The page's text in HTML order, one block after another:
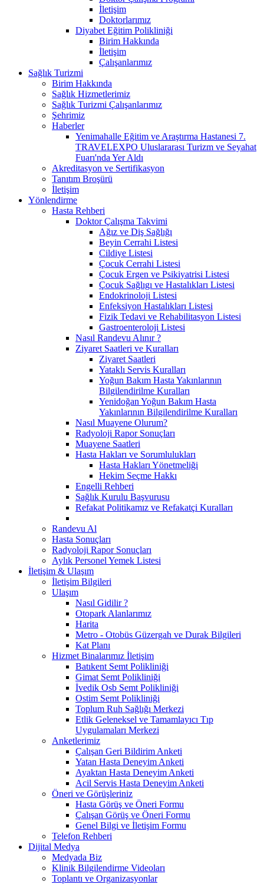
İletişim
Doktorlarımız
Diyabet Eğitim Polikliniği
Birim Hakkında
İletişim
Çalışanlarımız
Sağlık Turizmi
Birim Hakkında
Sağlık Hizmetlerimiz
Sağlık Turizmi Çalışanlarımız
Şehrimiz
Haberler
Yenimahalle Eğitim ve Araştırma Hastanesi 7.
TRAVELEXPO Uluslararası Turizm ve Seyahat
Fuarı'nda Yer Aldı
Akreditasyon ve Sertifikasyon
Tanıtım Broşürü
İletişim
Yönlendirme
Hasta Rehberi
Doktor Çalışma Takvimi
Ağız ve Diş Sağlığı
Beyin Cerrahi Listesi
Cildiye Listesi
Çocuk Cerrahi Listesi
Çocuk Ergen ve Psikiyatrisi Listesi
Çocuk Sağlıgı ve Hastalıkları Listesi
Endokrinoloji Listesi
Enfeksiyon Hastalıkları Listesi
Fizik Tedavi ve Rehabilitasyon Listesi
Gastroenteroloji Listesi
Nasıl Randevu Alınır ?
Ziyaret Saatleri ve Kuralları
Ziyaret Saatleri
Yataklı Servis Kuralları
Yoğun Bakım Hasta Yakınlarının
Bilgilendirilme Kuralları
Yenidoğan Yoğun Bakım Hasta
Yakınlarının Bilgilendirilme Kuralları
Nasıl Muayene Olurum?
Radyoloji Rapor Sonuçları
Muayene Saatleri
Hasta Hakları ve Sorumlulukları
Hasta Hakları Yönetmeliği
Hekim Seçme Hakkı
Engelli Rehberi
Sağlık Kurulu Başvurusu
Refakat Politikamız ve Refakatçi Kuralları
Randevu Al
Hasta Sonuçları
Radyoloji Rapor Sonuçları
Aylık Personel Yemek Listesi
İletişim & Ulaşım
İletişim Bilgileri
Ulaşım
Nasıl Gidilir ?
Otopark Alanlarımız
Harita
Metro - Otobüs Güzergah ve Durak Bilgileri
Kat Planı
Hizmet Binalarımız İletişim
Batıkent Semt Polikliniği
Gimat Semt Polikliniği
İvedik Osb Semt Polikliniği
Ostim Semt Polikliniği
Toplum Ruh Sağlığı Merkezi
Etlik Geleneksel ve Tamamlayıcı Tıp
Uygulamaları Merkezi
Anketlerimiz
Çalışan Geri Bildirim Anketi
Yatan Hasta Deneyim Anketi
Ayaktan Hasta Deneyim Anketi
Acil Servis Hasta Deneyim Anketi
Öneri ve Görüşleriniz
Hasta Görüş ve Öneri Formu
Çalışan Görüş ve Öneri Formu
Genel Bilgi ve İletişim Formu
Telefon Rehberi
Dijital Medya
Medyada Biz
Klinik Bilgilendirme Videoları
Toplantı ve Organizasyonlar